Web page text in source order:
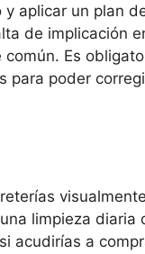
aplicar un plan
de implicación
Es
poder
limpieza diaria
acudirías a